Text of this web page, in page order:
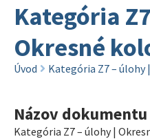
Kategória
Okresné
Úvod Kategória Z7 – úlohy
Názov dokumentu
Kategória Z7 – úlohy |